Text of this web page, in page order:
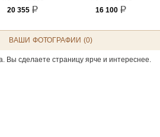
20 355
16 100
ВАШИ ФОТОГРАФИИ (0)
Вы сделаете страницу ярче и интереснее.